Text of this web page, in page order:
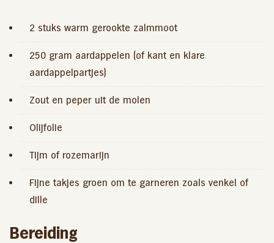
2 stuks warm gerookte zalmmoot
250 gram aardappelen (of kant en klare
aardappelpartjes)
Zout en peper uit de molen
Olijfolie
Tijm of rozemarijn
Fijne takjes groen om te garneren zoals venkel of
dille
Bereiding